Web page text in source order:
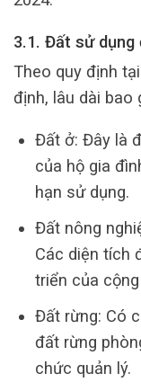
3.1. Đất sử dụng
Theo quy định
định, lâu dài bao
Đất ở: Đây là
của hộ gia
hạn sử dụng.
Đất nông
Các diện tích
triển của
Đất rừng: Có
đất rừng
chức quản lý.